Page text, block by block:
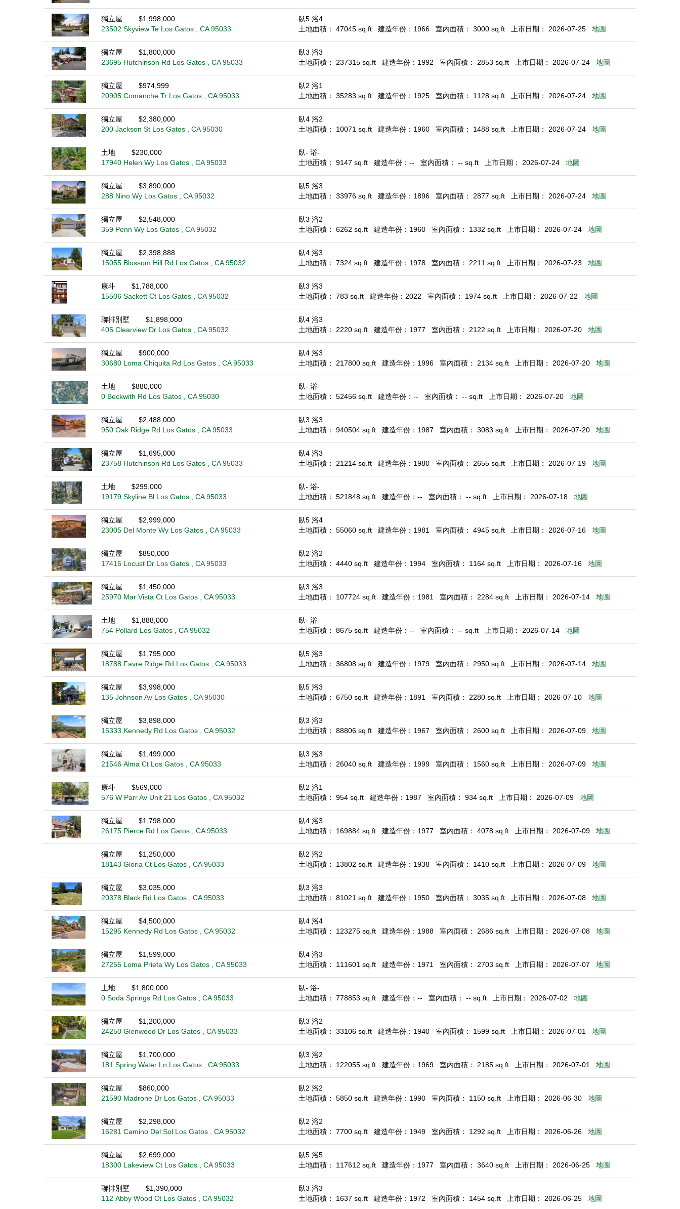
獨立屋
$1,998,000
23502 Skyview Te Los Gatos , CA 95033
臥5 浴4
土地面積： 47045 sq.ft
建造年份：1966 室內面積： 3000 sq.ft 上市日期： 2026-07-25 地圖
獨立屋
$1,800,000
23695 Hutchinson Rd Los Gatos , CA 95033
臥3 浴3
土地面積： 237315 sq.ft
建造年份：1992 室內面積： 2853 sq.ft 上市日期： 2026-07-24 地圖
獨立屋
$974,999
20905 Comanche Tr Los Gatos , CA 95033
臥2 浴1
土地面積： 35283 sq.ft
建造年份：1925 室內面積： 1128 sq.ft 上市日期： 2026-07-24 地圖
獨立屋
$2,380,000
200 Jackson St Los Gatos , CA 95030
臥4 浴2
土地面積： 10071 sq.ft
建造年份：1960 室內面積： 1488 sq.ft 上市日期： 2026-07-24 地圖
土地
$230,000
17940 Helen Wy Los Gatos , CA 95033
臥- 浴-
土地面積： 9147 sq.ft
建造年份：-- 室內面積： -- sq.ft 上市日期： 2026-07-24 地圖
獨立屋
$3,890,000
288 Nino Wy Los Gatos , CA 95032
臥5 浴3
土地面積： 33976 sq.ft
建造年份：1896 室內面積： 2877 sq.ft 上市日期： 2026-07-24 地圖
獨立屋
$2,548,000
359 Penn Wy Los Gatos , CA 95032
臥3 浴2
土地面積： 6262 sq.ft
建造年份：1960 室內面積： 1332 sq.ft 上市日期： 2026-07-24 地圖
獨立屋
$2,398,888
15055 Blossom Hill Rd Los Gatos , CA 95032
臥4 浴3
土地面積： 7324 sq.ft
建造年份：1978 室內面積： 2211 sq.ft 上市日期： 2026-07-23 地圖
康斗
$1,788,000
15506 Sackett Ct Los Gatos , CA 95032
臥3 浴3
土地面積： 783 sq.ft
建造年份：2022 室內面積： 1974 sq.ft 上市日期： 2026-07-22 地圖
聯排別墅
$1,898,000
405 Clearview Dr Los Gatos , CA 95032
臥4 浴3
土地面積： 2220 sq.ft
建造年份：1977 室內面積： 2122 sq.ft 上市日期： 2026-07-20 地圖
獨立屋
$900,000
30680 Loma Chiquita Rd Los Gatos , CA 95033
臥4 浴3
土地面積： 217800 sq.ft
建造年份：1996 室內面積： 2134 sq.ft 上市日期： 2026-07-20 地圖
土地
$880,000
0 Beckwith Rd Los Gatos , CA 95030
臥- 浴-
土地面積： 52456 sq.ft
建造年份：-- 室內面積： -- sq.ft 上市日期： 2026-07-20 地圖
獨立屋
$2,488,000
950 Oak Ridge Rd Los Gatos , CA 95033
臥3 浴3
土地面積： 940504 sq.ft
建造年份：1987 室內面積： 3083 sq.ft 上市日期： 2026-07-20 地圖
獨立屋
$1,695,000
23758 Hutchinson Rd Los Gatos , CA 95033
臥4 浴3
土地面積： 21214 sq.ft
建造年份：1980 室內面積： 2655 sq.ft 上市日期： 2026-07-19 地圖
土地
$299,000
19179 Skyline Bl Los Gatos , CA 95033
臥- 浴-
土地面積： 521848 sq.ft
建造年份：-- 室內面積： -- sq.ft 上市日期： 2026-07-18 地圖
獨立屋
$2,999,000
23005 Del Monte Wy Los Gatos , CA 95033
臥5 浴4
土地面積： 55060 sq.ft
建造年份：1981 室內面積： 4945 sq.ft 上市日期： 2026-07-16 地圖
獨立屋
$850,000
17415 Locust Dr Los Gatos , CA 95033
臥2 浴2
土地面積： 4440 sq.ft
建造年份：1994 室內面積： 1164 sq.ft 上市日期： 2026-07-16 地圖
獨立屋
$1,450,000
25970 Mar Vista Ct Los Gatos , CA 95033
臥3 浴3
土地面積： 107724 sq.ft
建造年份：1981 室內面積： 2284 sq.ft 上市日期： 2026-07-14 地圖
土地
$1,888,000
754 Pollard Los Gatos , CA 95032
臥- 浴-
土地面積： 8675 sq.ft
建造年份：-- 室內面積： -- sq.ft 上市日期： 2026-07-14 地圖
獨立屋
$1,795,000
18788 Favre Ridge Rd Los Gatos , CA 95033
臥5 浴3
土地面積： 36808 sq.ft
建造年份：1979 室內面積： 2950 sq.ft 上市日期： 2026-07-14 地圖
獨立屋
$3,998,000
135 Johnson Av Los Gatos , CA 95030
臥5 浴3
土地面積： 6750 sq.ft
建造年份：1891 室內面積： 2280 sq.ft 上市日期： 2026-07-10 地圖
獨立屋
$3,898,000
15333 Kennedy Rd Los Gatos , CA 95032
臥3 浴3
土地面積： 88806 sq.ft
建造年份：1967 室內面積： 2600 sq.ft 上市日期： 2026-07-09 地圖
獨立屋
$1,499,000
21546 Alma Ct Los Gatos , CA 95033
臥3 浴3
土地面積： 26040 sq.ft
建造年份：1999 室內面積： 1560 sq.ft 上市日期： 2026-07-09 地圖
康斗
$569,000
576 W Parr Av Unit 21 Los Gatos , CA 95032
臥2 浴1
土地面積： 954 sq.ft
建造年份：1987 室內面積： 934 sq.ft 上市日期： 2026-07-09 地圖
獨立屋
$1,798,000
26175 Pierce Rd Los Gatos , CA 95033
臥4 浴3
土地面積： 169884 sq.ft
建造年份：1977 室內面積： 4078 sq.ft 上市日期： 2026-07-09 地圖
獨立屋
$1,250,000
18143 Gloria Ct Los Gatos , CA 95033
臥2 浴2
土地面積： 13802 sq.ft
建造年份：1938 室內面積： 1410 sq.ft 上市日期： 2026-07-09 地圖
獨立屋
$3,035,000
20378 Black Rd Los Gatos , CA 95033
臥3 浴3
土地面積： 81021 sq.ft
建造年份：1950 室內面積： 3035 sq.ft 上市日期： 2026-07-08 地圖
獨立屋
$4,500,000
15295 Kennedy Rd Los Gatos , CA 95032
臥4 浴4
土地面積： 123275 sq.ft
建造年份：1988 室內面積： 2686 sq.ft 上市日期： 2026-07-08 地圖
獨立屋
$1,599,000
27255 Loma Prieta Wy Los Gatos , CA 95033
臥4 浴3
土地面積： 111601 sq.ft
建造年份：1971 室內面積： 2703 sq.ft 上市日期： 2026-07-07 地圖
土地
$1,800,000
0 Soda Springs Rd Los Gatos , CA 95033
臥- 浴-
土地面積： 778853 sq.ft
建造年份：-- 室內面積： -- sq.ft 上市日期： 2026-07-02 地圖
獨立屋
$1,200,000
24250 Glenwood Dr Los Gatos , CA 95033
臥3 浴2
土地面積： 33106 sq.ft
建造年份：1940 室內面積： 1599 sq.ft 上市日期： 2026-07-01 地圖
獨立屋
$1,700,000
181 Spring Water Ln Los Gatos , CA 95033
臥3 浴2
土地面積： 122055 sq.ft
建造年份：1969 室內面積： 2185 sq.ft 上市日期： 2026-07-01 地圖
獨立屋
$860,000
21590 Madrone Dr Los Gatos , CA 95033
臥2 浴2
土地面積： 5850 sq.ft
建造年份：1990 室內面積： 1150 sq.ft 上市日期： 2026-06-30 地圖
獨立屋
$2,298,000
16281 Camino Del Sol Los Gatos , CA 95032
臥2 浴2
土地面積： 7700 sq.ft
建造年份：1949 室內面積： 1292 sq.ft 上市日期： 2026-06-26 地圖
獨立屋
$2,699,000
18300 Lakeview Ct Los Gatos , CA 95033
臥5 浴5
土地面積： 117612 sq.ft
建造年份：1977 室內面積： 3640 sq.ft 上市日期： 2026-06-25 地圖
聯排別墅
$1,390,000
112 Abby Wood Ct Los Gatos , CA 95032
臥3 浴3
土地面積： 1637 sq.ft
建造年份：1972 室內面積： 1454 sq.ft 上市日期： 2026-06-25 地圖